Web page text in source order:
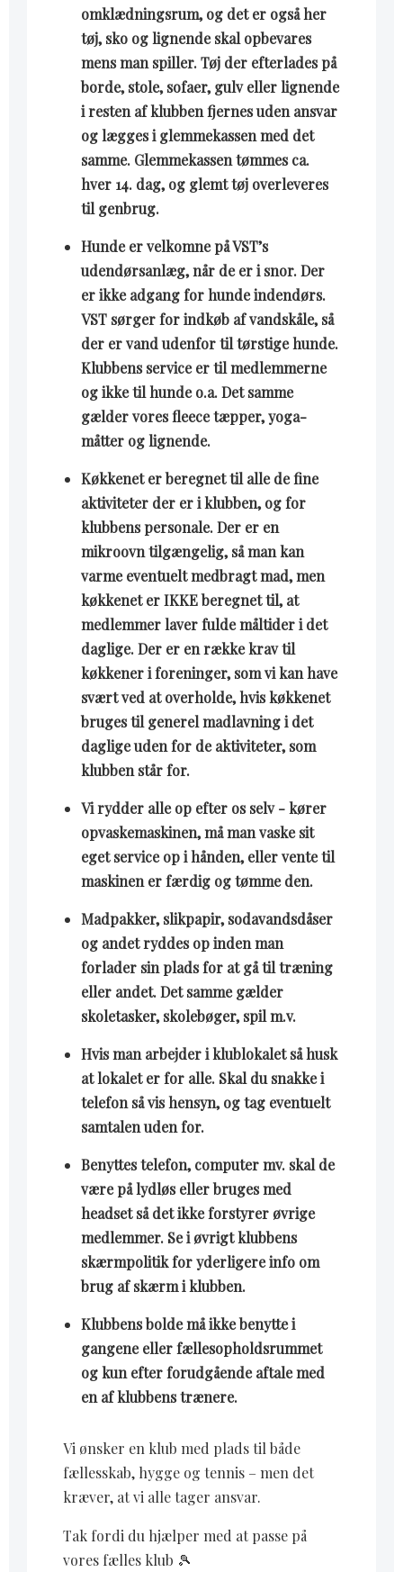
omklædningsrum, og det er også her
tøj, sko og lignende skal opbevares
mens man spiller. Tøj der efterlades på
borde, stole, sofaer, gulv eller lignende
i resten af klubben fjernes uden ansvar
og lægges i glemmekassen med det
samme. Glemmekassen tømmes ca.
hver 14. dag, og glemt tøj overleveres
til genbrug.
Hunde er velkomne på VST’s
udendørsanlæg, når de er i snor. Der
er ikke adgang for hunde indendørs.
VST sørger for indkøb af vandskåle, så
der er vand udenfor til tørstige hunde.
Klubbens service er til medlemmerne
og ikke til hunde o.a. Det samme
gælder vores fleece tæpper, yoga-
måtter og lignende.
Køkkenet er beregnet til alle de fine
aktiviteter der er i klubben, og for
klubbens personale. Der er en
mikroovn tilgængelig, så man kan
varme eventuelt medbragt mad, men
køkkenet er IKKE beregnet til, at
medlemmer laver fulde måltider i det
daglige. Der er en række krav til
køkkener i foreninger, som vi kan have
svært ved at overholde, hvis køkkenet
bruges til generel madlavning i det
daglige uden for de aktiviteter, som
klubben står for.
Vi rydder alle op efter os selv - kører
opvaskemaskinen, må man vaske sit
eget service op i hånden, eller vente til
maskinen er færdig og tømme den.
Madpakker, slikpapir, sodavandsdåser
og andet ryddes op inden man
forlader sin plads for at gå til træning
eller andet. Det samme gælder
skoletasker, skolebøger, spil m.v.
Hvis man arbejder i klublokalet så husk
at lokalet er for alle. Skal du snakke i
telefon så vis hensyn, og tag eventuelt
samtalen uden for.
Benyttes telefon, computer mv. skal de
være på lydløs eller bruges med
headset så det ikke forstyrer øvrige
medlemmer. Se i øvrigt klubbens
skærmpolitik for yderligere info om
brug af skærm i klubben.
Klubbens bolde må ikke benytte i
gangene eller fællesopholdsrummet
og kun efter forudgående aftale med
en af klubbens trænere.
Vi ønsker en klub med plads til både
fællesskab, hygge og tennis – men det
kræver, at vi alle tager ansvar.
Tak fordi du hjælper med at passe på
vores fælles klub 🎾